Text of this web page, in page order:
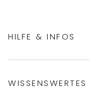
HILFE & INFOS
WISSENSWERTES